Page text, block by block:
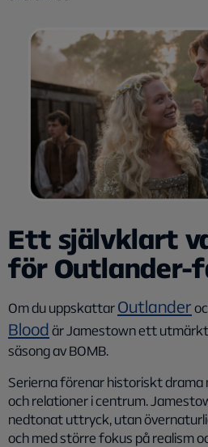
Ett självklart
för Outlander-
Om du uppskattarOutlander
Bloodär Jamestown ett
säsong av BOMB.
Serierna förenar historiskt
och relationer i centrum.
nedtonat uttryck, utan
och med större fokus på realism